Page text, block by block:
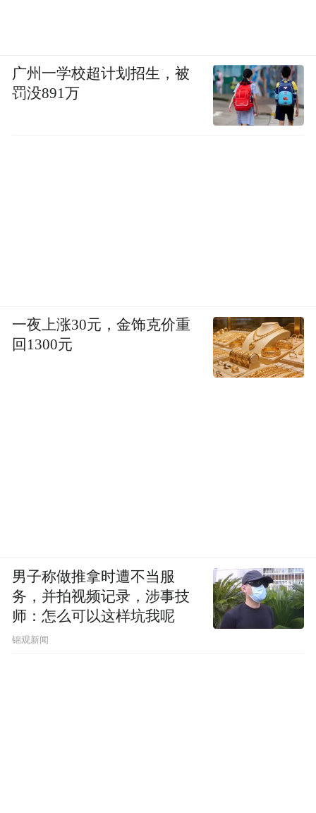
广州一学校超计划招生，被
罚没891万
一夜上涨30元，金饰克价重
回1300元
男子称做推拿时遭不当服
务，并拍视频记录，涉事技
师：怎么可以这样坑我呢
锦观新闻